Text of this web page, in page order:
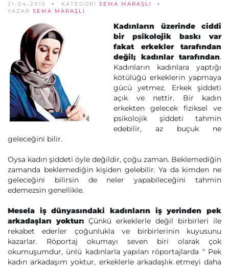
21-04-2015 KATEGORİ SEMA MARAŞLI
YAZAR SEMA MARAŞLI
Kadınların üzerinde ciddi
bir psikolojik baskı var
fakat erkekler tarafından
değil; kadınlar tarafından.
Kadınların kadınlara yaptığı
kötülüğü erkeklerin yapmaya
gücü yetmez. Erkek şiddeti
açık ve nettir. Bir kadın
erkekten gelecek fiziksel ve
psikolojik şiddeti tahmin
edebilir, az buçuk ne
geleceğini bilir.
Oysa kadın şiddeti öyle değildir, çoğu zaman. Beklemediğin
zamanda beklemediğin kişiden gelebilir. Ya da kimden ne
geleceğini bilirsin de neler yapabileceğini tahmin
edemezsin genellikle.
Mesela iş dünyasındaki kadınların iş yerinden pek
arkadaşları yoktur: Çünkü erkeklerle değil birbirleri ile
rekabet ederler çoğunlukla ve birbirlerinin kuyusunu
kazarlar. Röportaj okumayı seven biri olarak çok
okumuşumdur, ünlü kadınlarla yapılan röportajlarda " Pek
kadın arkadaşım yoktur, erkeklerle arkadaşlık etmeyi daha